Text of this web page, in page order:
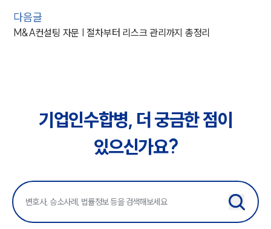
다음글
M&A컨설팅 자문 | 절차부터 리스크 관리까지 총정리
기업인수합병, 더 궁금한 점이
있으신가요?